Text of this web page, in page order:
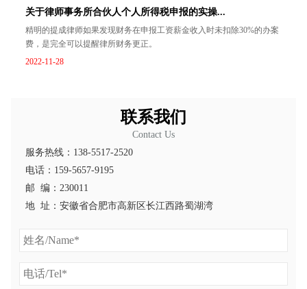
关于律师事务所合伙人个人所得税申报的实操...
精明的提成律师如果发现财务在申报工资薪金收入时未扣除30%的办案
费，是完全可以提醒律所财务更正。
2022-11-28
联系我们
Contact Us
服务热线：138-5517-2520
电话：159-5657-9195
邮 编：230011
地 址：安徽省合肥市高新区长江西路蜀湖湾